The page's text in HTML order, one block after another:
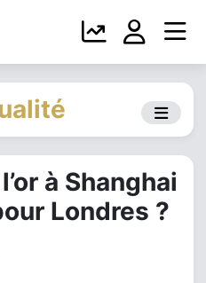
à Shanghai
Londres ?